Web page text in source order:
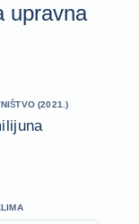
upravna
(2021.)